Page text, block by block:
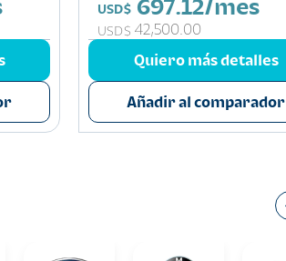
USD$ 697.12/mes
USD$ 42,500.00
Quiero más detalles
Añadir al comparador